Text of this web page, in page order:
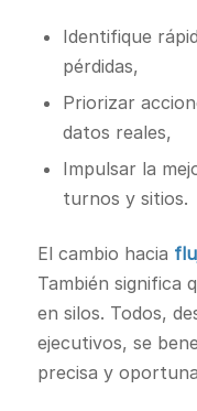
Identifique
pérdidas,
Priorizar
datos reales,
Impulsar la
turnos y sitios.
El cambio hacia
También significa
en silos. Todos,
ejecutivos, se
precisa y